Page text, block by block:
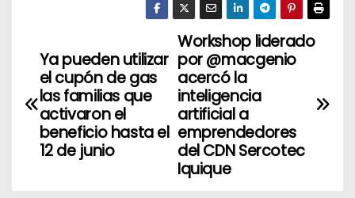
N
v
Workshop liderado
por @macgenio
acercó la
inteligencia
artificial a
emprendedores
del CDN Sercotec
Iquique
Ya pueden utilizar
el cupón de gas
las familias que
activaron el
beneficio hasta el
12 de junio